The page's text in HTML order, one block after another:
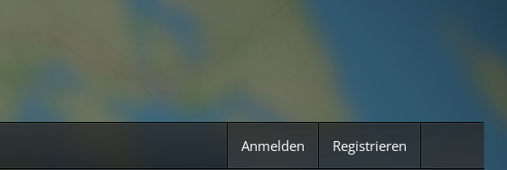
Anmelden Registrieren